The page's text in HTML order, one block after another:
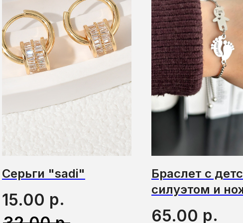
Серьги "sadi"
15.00 р.
Браслет с
силуэтом и
65.00 р.